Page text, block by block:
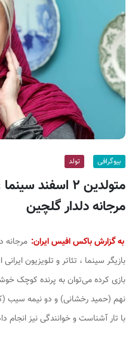
س
ر
ن
بیوگرافی تولد
متولدین ۲ اسفند
مرجانه دلدار گلچین
به گزارش باکس افیس ایران:
بازیگر سینما ، تئاتر و تلویزیون
بازی کرده می‌توان به پرنده کوچک
نهم (حمید رخشانی) و دو نیمه سیب
با تار آشناست و خوانندگی نیز انجام